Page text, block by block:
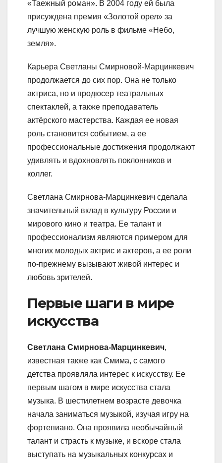
«Таежный роман». В 2004 году ей была
присуждена премия «Золотой орел» за
лучшую женскую роль в фильме «Небо,
земля».
Карьера Светланы Смирновой-Марцинкевич
продолжается до сих пор. Она не только
актриса, но и продюсер театральных
спектаклей, а также преподаватель
актёрского мастерства. Каждая ее новая
роль становится событием, а ее
профессиональные достижения продолжают
удивлять и вдохновлять поклонников и
коллег.
Светлана Смирнова-Марцинкевич сделала
значительный вклад в культуру России и
мирового кино и театра. Ее талант и
профессионализм являются примером для
многих молодых актрис и актеров, а ее роли
по-прежнему вызывают живой интерес и
любовь зрителей.
Первые шаги в мире
искусства
Светлана Смирнова-Марцинкевич,
известная также как Смима, с самого
детства проявляла интерес к искусству. Ее
первым шагом в мире искусства стала
музыка. В шестилетнем возрасте девочка
начала заниматься музыкой, изучая игру на
фортепиано. Она проявила необычайный
талант и страсть к музыке, и вскоре стала
выступать на музыкальных конкурсах и